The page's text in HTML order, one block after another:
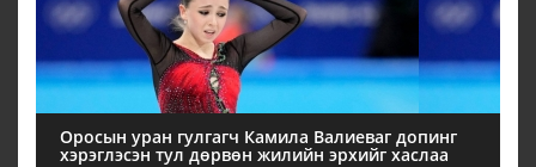
Оросын уран гулгагч Камила Валиеваг допинг
хэрэглэсэн тул дөрвөн жилийн эрхийг хаслаа